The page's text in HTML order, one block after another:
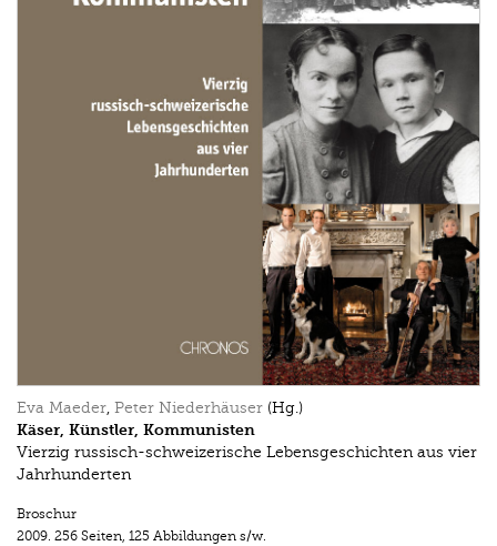
Eva Maeder, Peter Niederhäuser (Hg.)
Käser, Künstler, Kommunisten
Vierzig russisch-schweizerische Lebensgeschichten aus vier
Jahrhunderten
Broschur
2009. 256 Seiten, 125 Abbildungen s/w.